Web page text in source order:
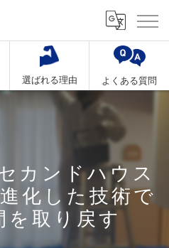
選ばれる理由 よくある質問
カンドハウス
化した技術で
を取り戻す